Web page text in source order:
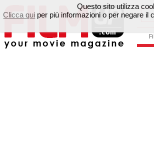
Questo sito utilizza
Clicca qui per più informazioni o per negare il